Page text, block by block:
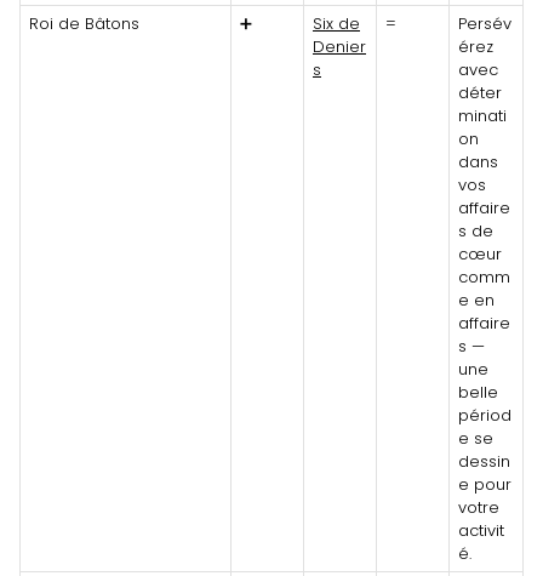
Roi de Bâtons
➕
Six de
Denier
s
=
Persév
érez
avec
déter
minati
on
dans
vos
affaire
s de
cœur
comm
e en
affaire
s —
une
belle
périod
e se
dessin
e pour
votre
activit
é.